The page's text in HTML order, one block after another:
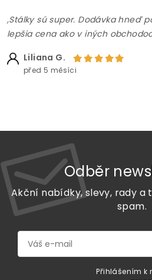
,Stálky sú super. Dodávka hneď
lepšia cena ako v iných
Liliana G.
před 5 měsíci
Odběr
Akční nabídky, slevy, rady a
spam.
Přihlášením k